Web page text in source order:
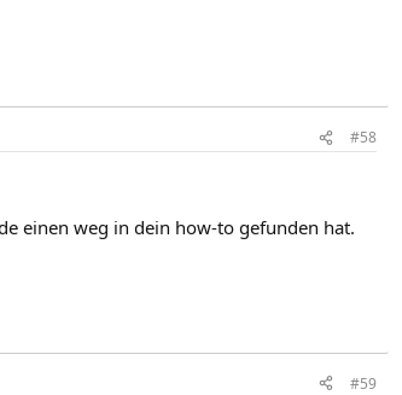
#58
einen weg in dein how-to gefunden hat.
#59